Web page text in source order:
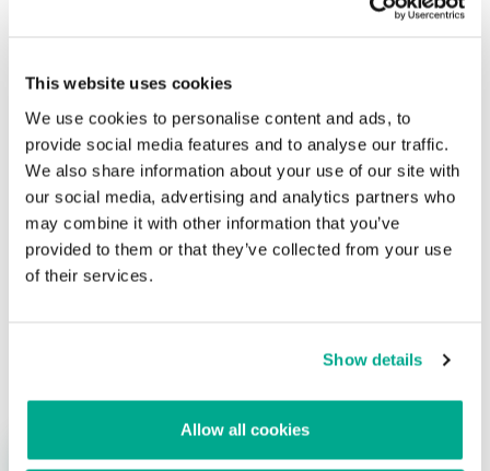
This website uses cookies
We use cookies to personalise content and ads, to
provide social media features and to analyse our traffic.
We also share information about your use of our site with
our social media, advertising and analytics partners who
may combine it with other information that you’ve
provided to them or that they’ve collected from your use
of their services.
Show details
Allow all cookies
“Starwars” debuta entre las contraseñas
más comunes de 2015
Su dirección de correo electrónico no será publicada. Los
campos obligatorios están marcados con*